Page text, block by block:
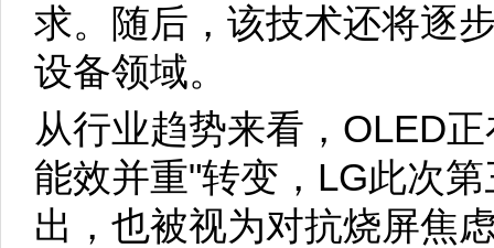
求。随后，该技术还将逐
设备领域。
从行业趋势来看，OLED
能效并重"转变，LG此次
出，也被视为对抗烧屏焦